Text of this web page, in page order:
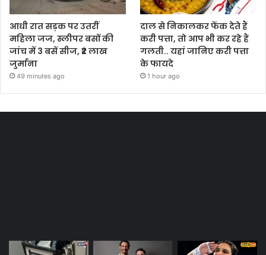
आधी रात सड़क पर उतरीं
महिला जज, स्लीपर बसों की
जांच में 3 बसें सीज, ₹2 लाख
जुर्माना
49 minutes ago
दाल से निकालकर फेंक देते हैं
करी पत्ता, तो आप भी कर रहे हैं
गलती.. यहां जानिए करी पत्ता
के फायदे
1 hour ago